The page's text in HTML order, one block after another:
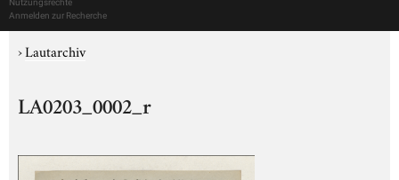
Nutzungsrechte
Anmelden zur Recherche
›Lautarchiv
LA0203_0002_r